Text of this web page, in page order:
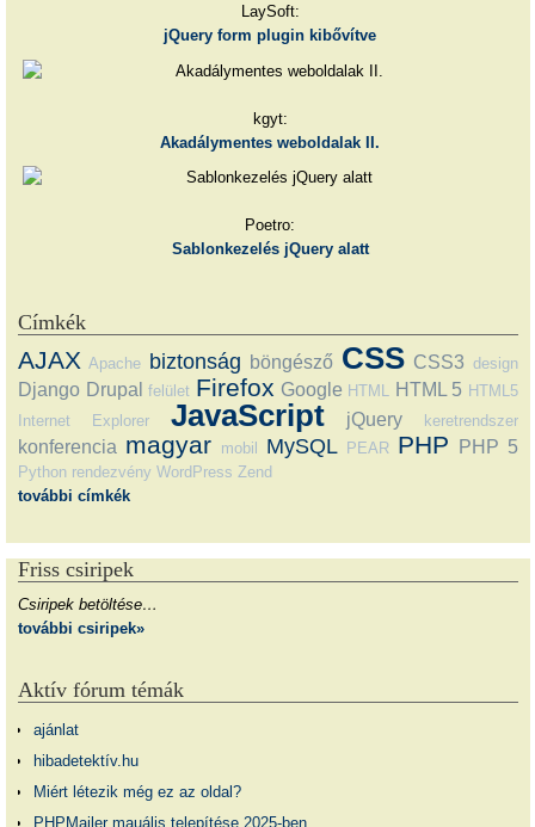
LaySoft:
jQuery form plugin kibővítve
kgyt:
Akadálymentes weboldalak II.
Poetro:
Sablonkezelés jQuery alatt
Címkék
AJAX Apache biztonság böngésző CSS CSS3 design
Django Drupal felület Firefox Google HTML HTML 5 HTML5
Internet Explorer
JavaScript jQuery keretrendszer
konferencia magyar mobil MySQL PEAR PHP PHP 5
Python rendezvény WordPress Zend
további címkék
Friss csiripek
Csiripek betöltése…
további csiripek»
Aktív fórum témák
ajánlat
hibadetektív.hu
Miért létezik még ez az oldal?
PHPMailer mauális telepítése 2025-ben